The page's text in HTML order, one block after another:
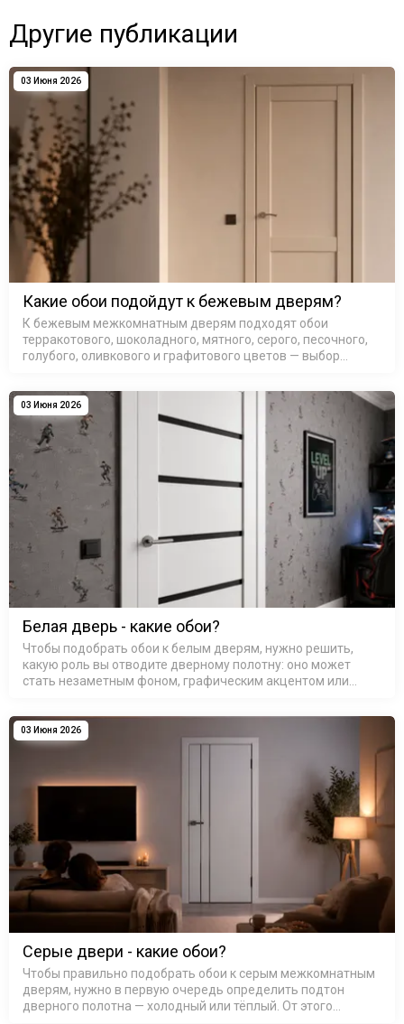
Другие публикации
03 Июня 2026
Какие обои подойдут к бежевым дверям?
К бежевым межкомнатным дверям подходят обои
терракотового, шоколадного, мятного, серого, песочного,
голубого, оливкового и графитового цветов — выбор
Бежевые межкомнатные д…
03 Июня 2026
Белая дверь - какие обои?
Чтобы подобрать обои к белым дверям, нужно решить,
какую роль вы отводите дверному полотну: оно может
стать незаметным фоном, графическим акцентом или
обманчиво прост — он каже…
03 Июня 2026
Серые двери - какие обои?
Чтобы правильно подобрать обои к серым межкомнатным
дверям, нужно в первую очередь определить подтон
дверного полотна — холодный или тёплый. От этого